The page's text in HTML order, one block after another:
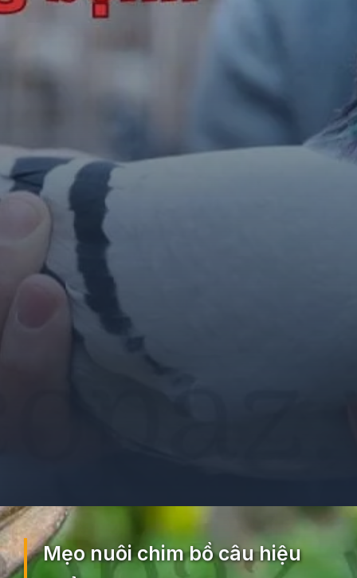
Đang mở https://ocopaz.vn/nuoi-bo-cau-71
Mẹo nuôi chim bồ câu hiệu